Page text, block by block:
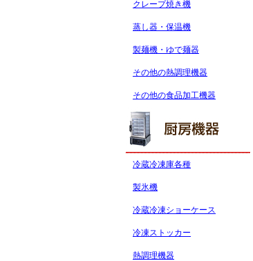
クレープ焼き機
蒸し器・保温機
製麺機・ゆで麺器
その他の熱調理機器
その他の食品加工機器
冷蔵冷凍庫各種
製氷機
冷蔵冷凍ショーケース
冷凍ストッカー
熱調理機器